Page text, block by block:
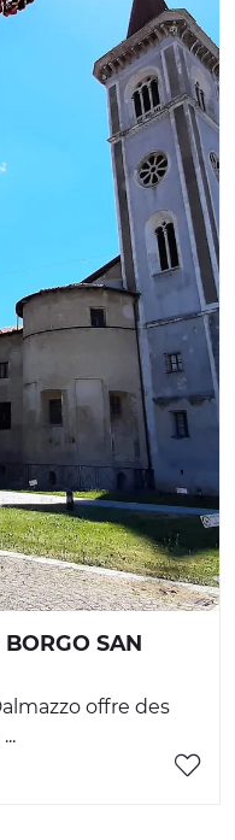
SAN
offre des